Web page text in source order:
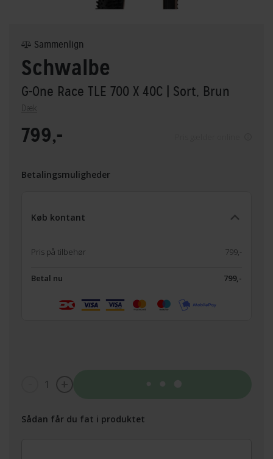
Schwalbe
G-One Race TLE 700 X 40C | Sort, Brun
Dæk
Sammenlign
799,-
Betalingsmuligheder
Køb kontant
Pris på tilbehør 799,-
Betal nu 799,-
1
Sådan får du fat i produktet